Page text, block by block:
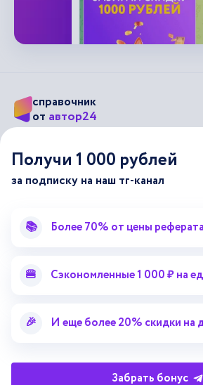
справочник
от автор24
Подписывайся на наши соц. сети
Лекторий
Справочник терминов
Для правообладателей
Работа для репетиторов
Партнерская программа
Получи 1 000 рублей
за подписку на наш тг-канал
📚 Более 70% от цены реферата
🍔 Сэкономленные 1 000 ₽ на
🎉 И еще более 20% скидки на
Забрать бонус